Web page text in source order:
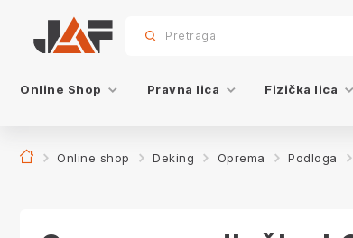
sr.skip-to.main-content
sr.skip-to.table-of-contents
sr.skip-to.main-navigation
Pretraga
Online Shop Pravna lica Fizička lica
Online shop Deking Oprema Podloga